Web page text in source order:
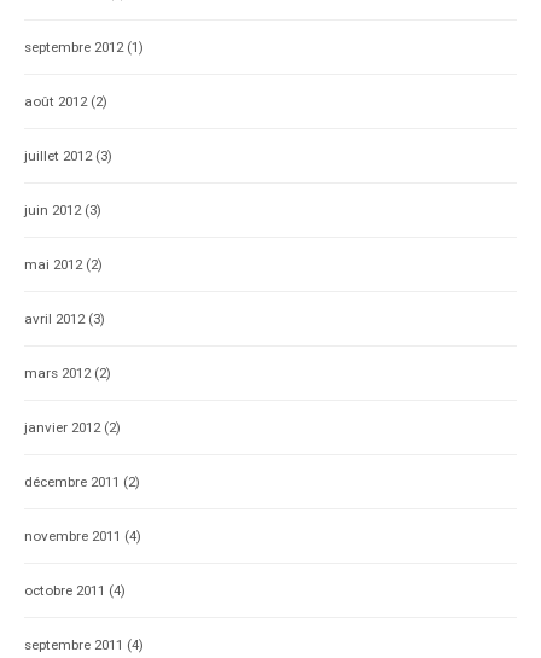
septembre 2012(1)
août 2012(2)
juillet 2012(3)
juin 2012(3)
mai 2012(2)
avril 2012(3)
mars 2012(2)
janvier 2012(2)
décembre 2011 (2)
novembre 2011 (4)
octobre 2011 (4)
septembre 2011 (4)